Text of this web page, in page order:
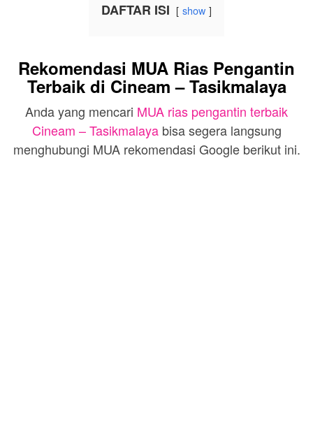
DAFTAR ISI show
Rekomendasi MUA Rias Pengantin
Terbaik di Cineam – Tasikmalaya
Anda yang mencari MUA rias pengantin terbaik
Cineam – Tasikmalayabisa segera langsung
menghubungi MUA rekomendasi Google berikut ini.